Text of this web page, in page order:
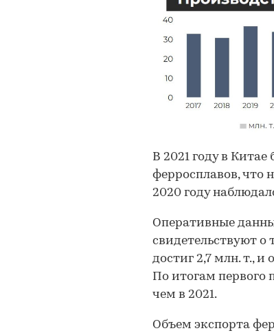
В 2021 году в
ферросплавов, что
2020 году
Оперативные
свидетельствуют о
достиг 2,7 млн. т., и
По итогам первого
чем в 2021.
Объем экспорта